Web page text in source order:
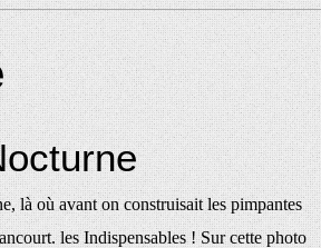
là où avant on construisait les pimpantes
les Indispensables ! Sur cette photo